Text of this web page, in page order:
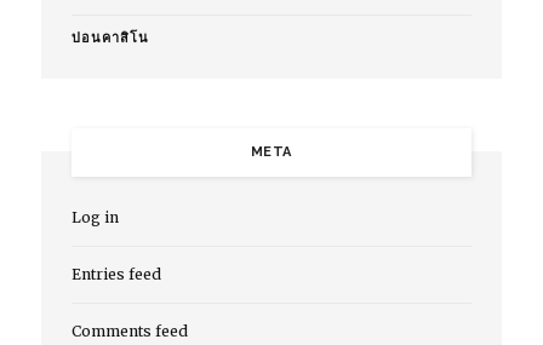
บ่อนคาสิโน
META
Log in
Entries feed
Comments feed